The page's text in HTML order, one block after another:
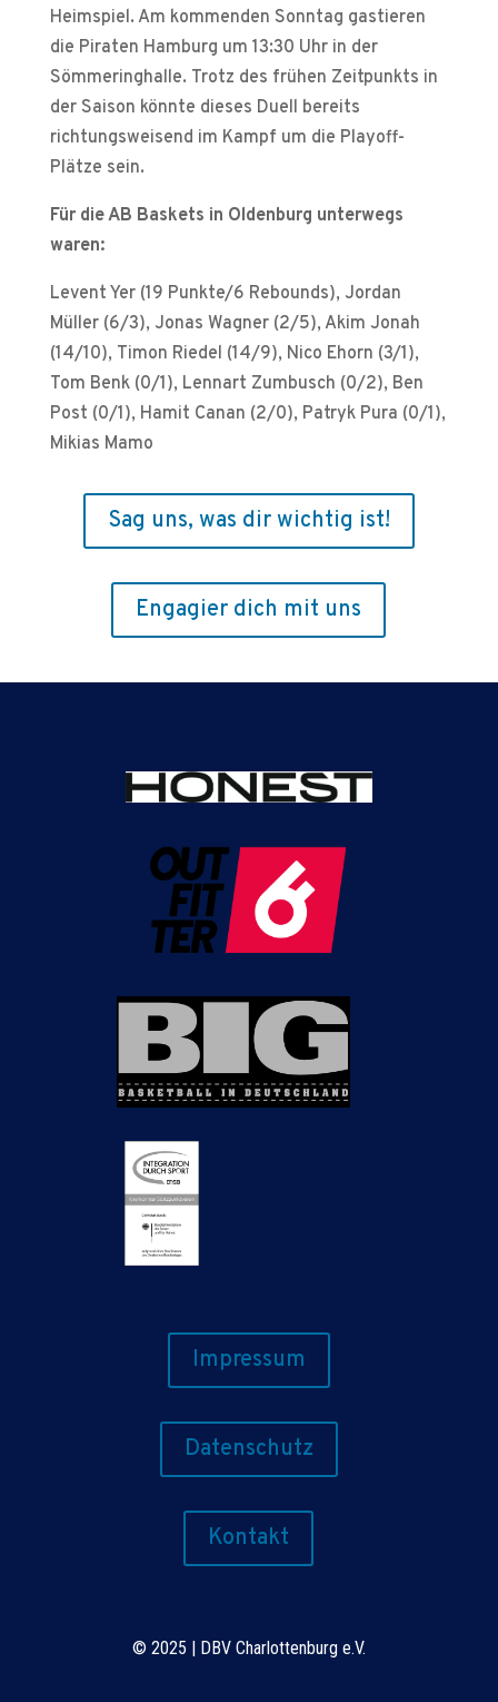
Heimspiel. Am kommenden Sonntag gastieren
die Piraten Hamburg um 13:30 Uhr in der
Sömmeringhalle. Trotz des frühen Zeitpunkts in
der Saison könnte dieses Duell bereits
richtungsweisend im Kampf um die Playoff-
Plätze sein.
Für die AB Baskets in Oldenburg unterwegs
waren:
Levent Yer (19 Punkte/6 Rebounds), Jordan
Müller (6/3), Jonas Wagner (2/5), Akim Jonah
(14/10), Timon Riedel (14/9), Nico Ehorn (3/1),
Tom Benk (0/1), Lennart Zumbusch (0/2), Ben
Post (0/1), Hamit Canan (2/0), Patryk Pura (0/1),
Mikias Mamo
Sag uns, was dir wichtig ist!
Engagier dich mit uns
Impressum
Datenschutz
Kontakt
© 2025 | DBV Charlottenburg e.V.